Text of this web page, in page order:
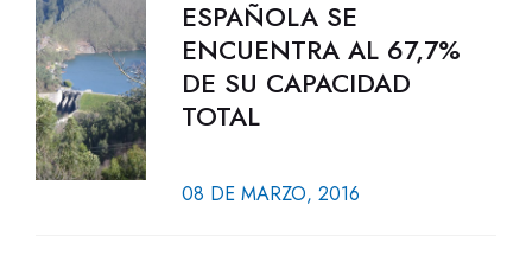
ESPAÑOLA SE
ENCUENTRA AL 67,7%
DE SU CAPACIDAD
TOTAL
08 DE MARZO, 2016